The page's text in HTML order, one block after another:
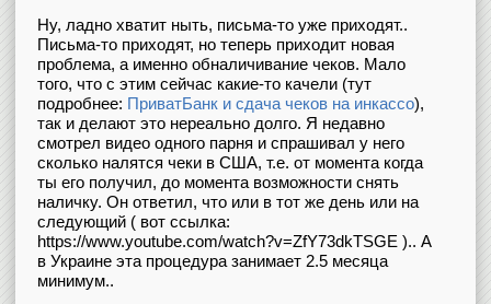
Ну, ладно хватит ныть, письма-то уже приходят..
Письма-то приходят, но теперь приходит новая
проблема, а именно обналичивание чеков. Мало
того, что с этим сейчас какие-то качели (тут
подробнее: ПриватБанк и сдача чеков на инкассо),
так и делают это нереально долго. Я недавно
смотрел видео одного парня и спрашивал у него
сколько налятся чеки в США, т.е. от момента когда
ты его получил, до момента возможности снять
наличку. Он ответил, что или в тот же день или на
следующий ( вот ссылка:
https://www.youtube.com/watch?v=ZfY73dkTSGE ).. А
в Украине эта процедура занимает 2.5 месяца
минимум..